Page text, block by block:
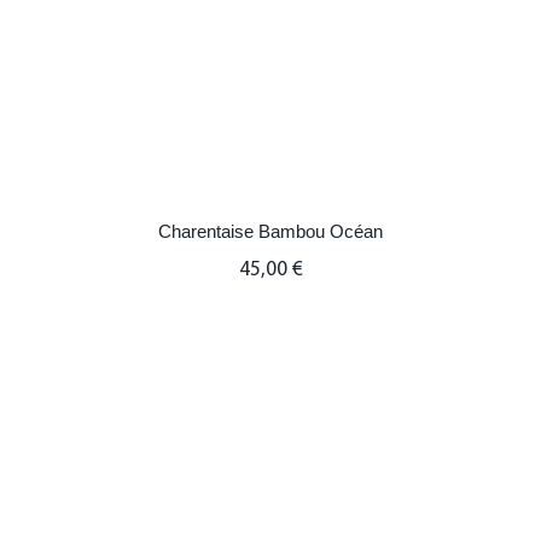
Charentaise Bambou Océan
45,00 €